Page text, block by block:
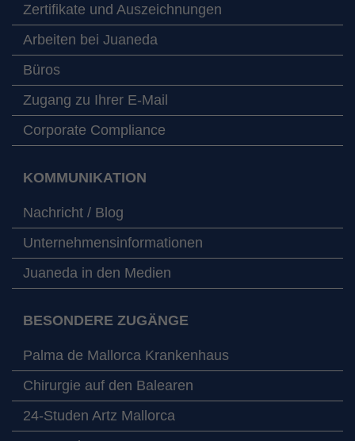
Zertifikate und Auszeichnungen
Arbeiten bei Juaneda
Büros
Zugang zu Ihrer E-Mail
Corporate Compliance
KOMMUNIKATION
Nachricht / Blog
Unternehmensinformationen
Juaneda in den Medien
BESONDERE ZUGÄNGE
Palma de Mallorca Krankenhaus
Chirurgie auf den Balearen
24-Studen Artz Mallorca